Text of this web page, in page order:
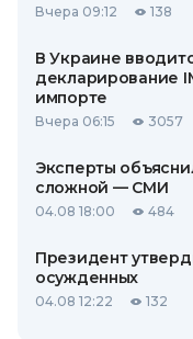
Вчера 09:12 138
В Украине
декларирование
импорте
Вчера 06:15 3057
Эксперты
сложной — СМИ
04.08 18:00 484
Президент
осужденных
04.08 12:22 132